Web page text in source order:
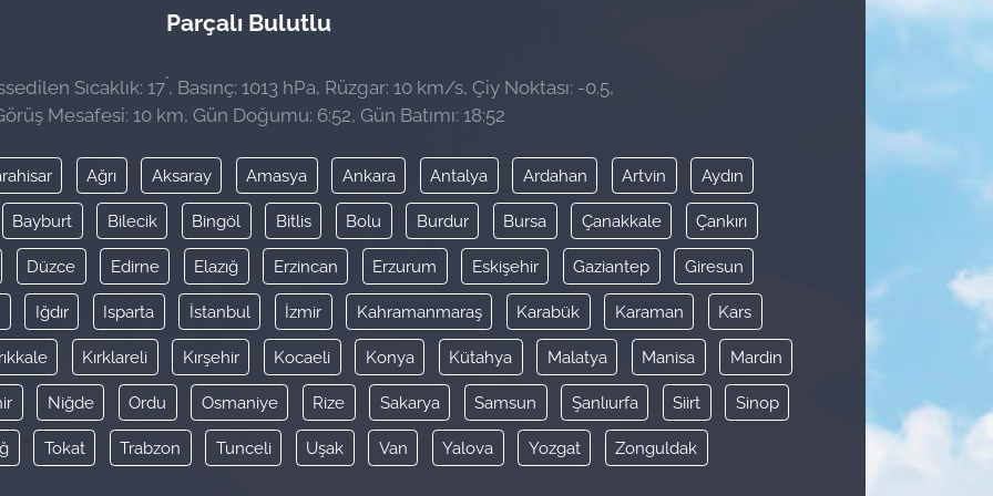
Parçalı Bulutlu
Sıcaklık: 17°, Basınç: 1013 hPa, Rüzgar: 10 km/s, Çiy Noktası: -0.5,
Mesafesi: 10 km, Gün Doğumu: 6:52, Gün Batımı: 18:52
Ağrı Aksaray Amasya Ankara Antalya Ardahan Artvin Aydın
Bayburt Bilecik Bingöl Bitlis Bolu Burdur Bursa Çanakkale Çankırı
Düzce Edirne Elazığ Erzincan Erzurum Eskişehir Gaziantep Giresun
Iğdır Isparta İstanbul İzmir Kahramanmaraş Karabük Karaman Kars
Kırklareli Kırşehir Kocaeli Konya Kütahya Malatya Manisa Mardin
Niğde Ordu Osmaniye Rize Sakarya Samsun Şanlıurfa Siirt Sinop
Tokat Trabzon Tunceli Uşak Van Yalova Yozgat Zonguldak